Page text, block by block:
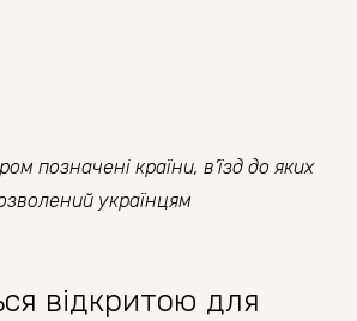
позначені країни, в’їзд до яких
українцям
відкритою для